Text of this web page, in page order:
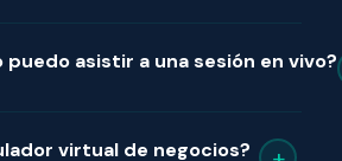
puedo asistir a una sesión en vivo?
virtual de negocios?